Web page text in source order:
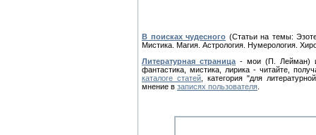
В поисках чудесного (Статьи на темы:
Мистика. Магия. Астрология. Нумерология.
Литературная страница - мои (П. Лейман) и
фантастика, мистика, лирика - читайте,
каталоге статей , категория "для
мнение в записях пользователя